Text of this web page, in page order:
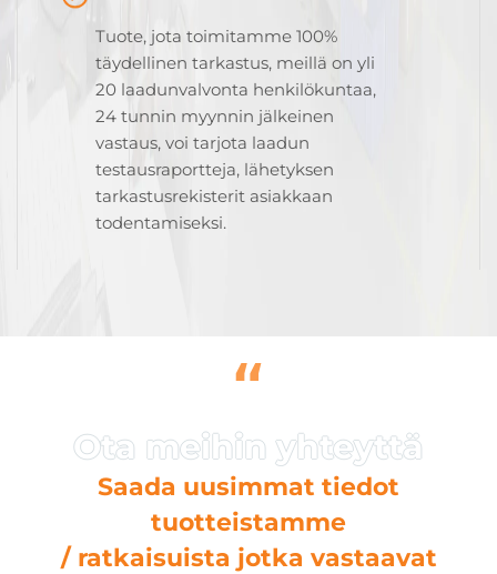
Tuote, jota toimitamme 100%
täydellinen tarkastus, meillä on yli
20 laadunvalvonta henkilökuntaa,
24 tunnin myynnin jälkeinen
vastaus, voi tarjota laadun
testausraportteja, lähetyksen
tarkastusrekisterit asiakkaan
todentamiseksi.
“
Saada uusimmat tiedot
tuotteistamme
/ ratkaisuista jotka vastaavat